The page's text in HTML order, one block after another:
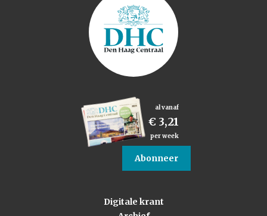
al vanaf
€ 3,21
per week
Abonneer
Digitale krant